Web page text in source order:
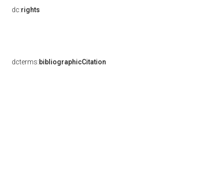
dc:rights
dcterms:bibliographicCitation